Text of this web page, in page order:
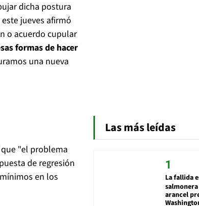
dicha postura
este jueves afirmó
o acuerdo cupular
formas de hacer
una nueva
"el problema
de regresión
en los
Las más leídas
La fallida
arancel